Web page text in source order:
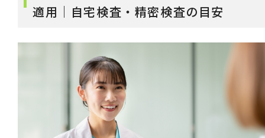
適用｜自宅検査・精密検査の目安